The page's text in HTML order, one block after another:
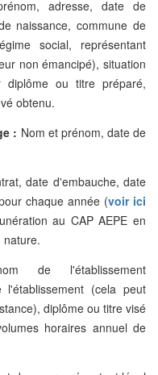
adresse, date de
naissance, commune de
social, représentant
non émancipé), situation
ou titre préparé,
obtenu.
: Nom et prénom, date de
date d'embauche, date
chaque année (voir ici
au CAP AEPE en
nature.
de l'établissement
l'établissement (cela peut
diplôme ou titre visé
horaires annuel de